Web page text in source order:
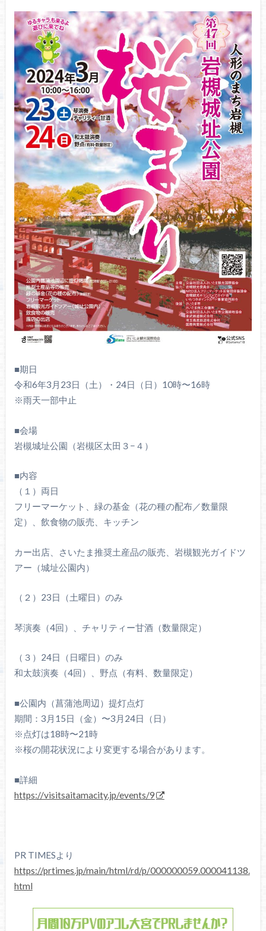
■期日
令和6年3月23日（土）・24日（日）10時〜16時
※雨天一部中止
■会場
岩槻城址公園（岩槻区太田３−４）
■内容
（１）両日
フリーマーケット、緑の基金（花の種の配布／数量限
定）、飲食物の販売、キッチン
カー出店、さいたま推奨土産品の販売、岩槻観光ガイドツ
アー（城址公園内）
（２）23日（土曜日）のみ
琴演奏（4回）、チャリティー甘酒（数量限定）
（３）24日（日曜日）のみ
和太鼓演奏（4回）、野点（有料、数量限定）
■公園内（菖蒲池周辺）提灯点灯
期間：3月15日（金）〜3月24日（日）
※点灯は18時〜21時
※桜の開花状況により変更する場合があります。
■詳細
https://visitsaitamacity.jp/events/9
PR TIMESより
https://prtimes.jp/main/html/rd/p/000000059.000041138.
html